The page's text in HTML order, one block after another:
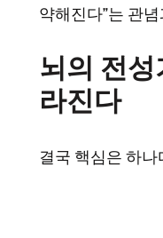
약해진다”는 관
뇌의 전
라진다
결국 핵심은 하